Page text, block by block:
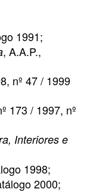
1991;
, A.A.P.,
nº 47 / 1999
173 / 1997, nº
Interiores e
1998;
2000;